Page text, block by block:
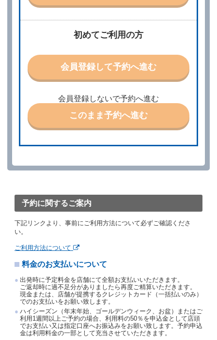
社は、電話連絡並びに電子メールによる予約に応じま
責任を負わないものとします。
当社は、借受人から予約の申込みがあったときは、原
則として、当社の保有するレンタカーの範囲内で予約
特に認める場合を除き、別に定める予約申込金を支払
うものとします。
第３条（予約の変更）
借受人は、前条第１項の借受条件を変更しようとする
ときは、あらかじめ当社の承諾を受けなければならな
いものとします。
第４条（予約の取消し等）
ができます。
を１時間以上経過してもレンタカー貸渡契約（以下
約取消手数料を当社に支払うものとし、当社は、この
予約取消手数料の支払いがあったときは、受領済の予
約申込金を借受人に返還するものとします。
当社の都合により、予約が取り消されたとき、又は貸
約申込金を返還するものとします。
若しくは当社のいずれの責にもよらない事由により貸
たものとします。この場合、当社は受領済の予約申込
金を返還するものとします。
第５条（代替レンタカー）
当社は、借受人から予約のあった車種クラスのレンタ
カーを貸し渡すことができないときは、予約と異なる
車種クラスのレンタカー（以下「代替レンタカー」と
初めてご利用の方
会員登録して予約へ進む
会員登録しないで予約へ進む
このまま予約へ進む
予約に関するご案内
下記リンクより、事前にご利用方法について必ずご確認くださ
い。
ご利用方法について
料金のお支払いについて
出発時に予定料金を店舗にて全額お支払いいただきます。
ご返却時に過不足分がありましたら再度ご精算いただきます。
現金または、店舗が提携するクレジットカード（一括払いのみ）
でのお支払いをお願い致します。
ハイシーズン（年末年始、ゴールデンウィーク、お盆）またはご
利用1週間以上ご予約の場合、利用料の50％を申込金として店頭
でお支払い又は指定口座へお振込みをお願い致します。予約申込
金は利用料金の一部として充当させていただきます。